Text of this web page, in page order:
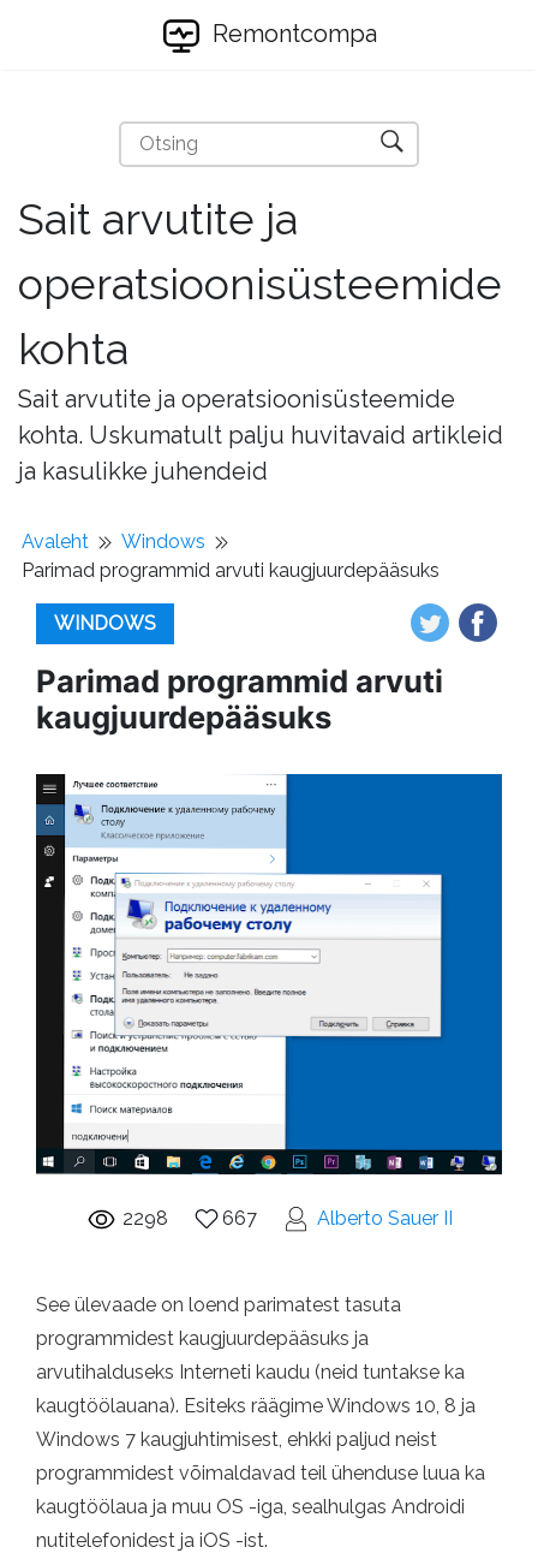
Remontcompa
Sait arvutite ja
operatsioonisüsteemide
kohta
Sait arvutite ja operatsioonisüsteemide
kohta. Uskumatult palju huvitavaid artikleid
ja kasulikke juhendeid
Avaleht
Windows
Parimad programmid arvuti kaugjuurdepääsuks
WINDOWS
Parimad programmid arvuti
kaugjuurdepääsuks
2298 667 Alberto Sauer II
See ülevaade on loend parimatest tasuta
programmidest kaugjuurdepääsuks ja
arvutihalduseks Interneti kaudu (neid tuntakse ka
kaugtöölauana). Esiteks räägime Windows 10, 8 ja
Windows 7 kaugjuhtimisest, ehkki paljud neist
programmidest võimaldavad teil ühenduse luua ka
kaugtöölaua ja muu OS -iga, sealhulgas Androidi
nutitelefonidest ja iOS -ist.